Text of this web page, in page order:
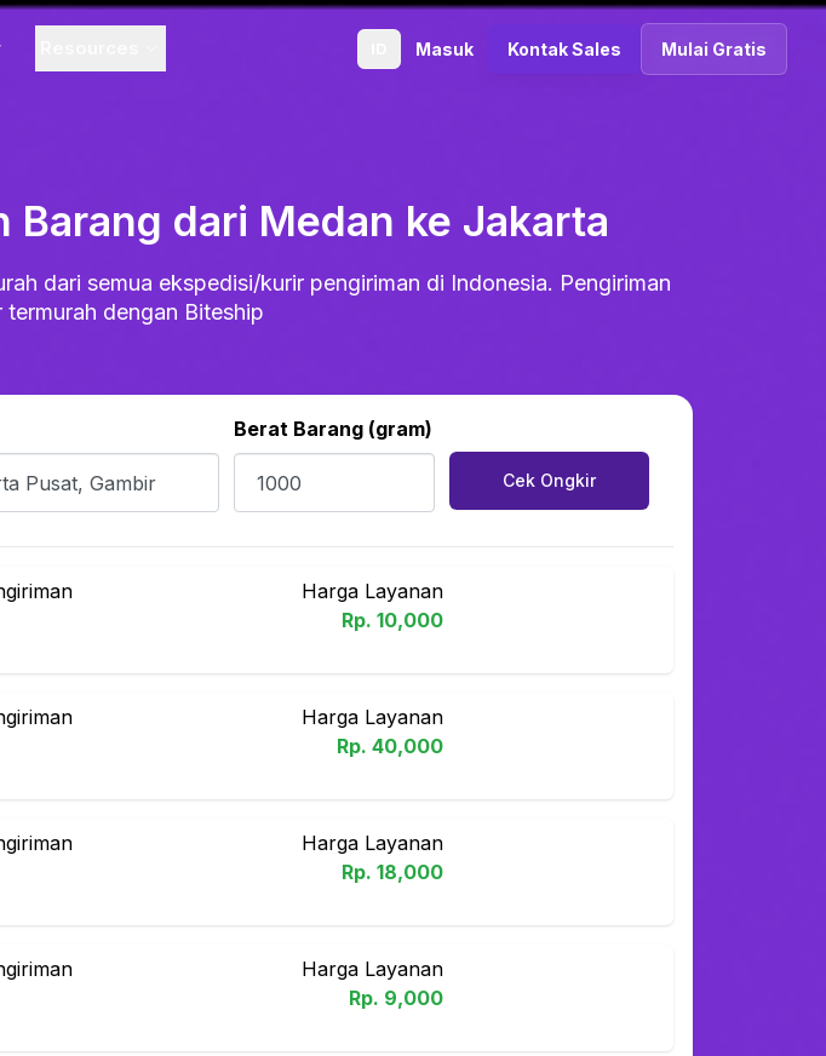
Masuk Kontak Sales Mulai Gratis
Barang dari Medan ke Jakarta
dari semua ekspedisi/kurir pengiriman di Indonesia. Pengiriman
dengan Biteship
Berat Barang (gram)
Cek Ongkir
Harga Layanan
Rp. 10,000
Harga Layanan
Rp. 40,000
Harga Layanan
Rp. 18,000
Harga Layanan
Rp. 9,000